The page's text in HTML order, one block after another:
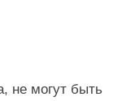
не могут быть